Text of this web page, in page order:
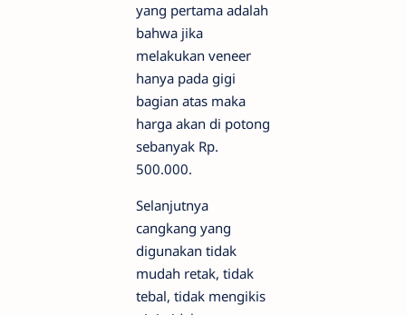
yang pertama adalah
bahwa jika
melakukan veneer
hanya pada gigi
bagian atas maka
harga akan di potong
sebanyak Rp.
500.000.
Selanjutnya
cangkang yang
digunakan tidak
mudah retak, tidak
tebal, tidak mengikis